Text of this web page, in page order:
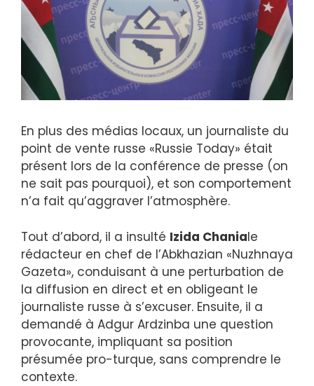
En plus des médias locaux, un journaliste du
point de vente russe «Russie Today» était
présent lors de la conférence de presse (on
ne sait pas pourquoi), et son comportement
n’a fait qu’aggraver l’atmosphère.
Tout d’abord, il a insulté Izida Chaniale
rédacteur en chef de l’Abkhazian «Nuzhnaya
Gazeta», conduisant à une perturbation de
la diffusion en direct et en obligeant le
journaliste russe à s’excuser. Ensuite, il a
demandé à Adgur Ardzinba une question
provocante, impliquant sa position
présumée pro-turque, sans comprendre le
contexte.